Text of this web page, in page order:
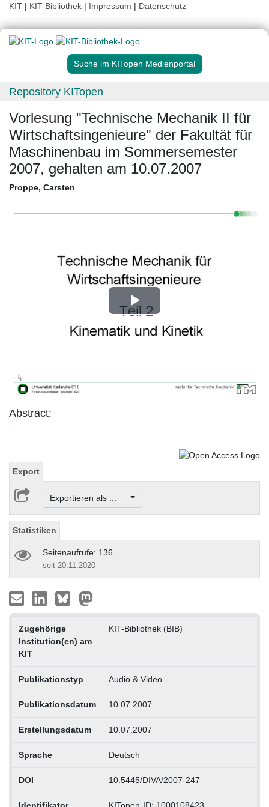
KIT | KIT-Bibliothek | Impressum | Datenschutz
Suche im KITopen Medienportal
Repository KITopen
Vorlesung "Technische Mechanik II für
Wirtschaftsingenieure" der Fakultät für
Maschinenbau im Sommersemester
2007, gehalten am 10.07.2007
Proppe, Carsten
Play
Video
Abstract:
-
Export
Exportieren als ...
Statistiken
Seitenaufrufe: 136
seit 20.11.2020
Zugehörige
Institution(en) am
KIT
KIT-Bibliothek (BIB)
Publikationstyp Audio & Video
Publikationsdatum 10.07.2007
Erstellungsdatum 10.07.2007
Sprache Deutsch
DOI 10.5445/DIVA/2007-247